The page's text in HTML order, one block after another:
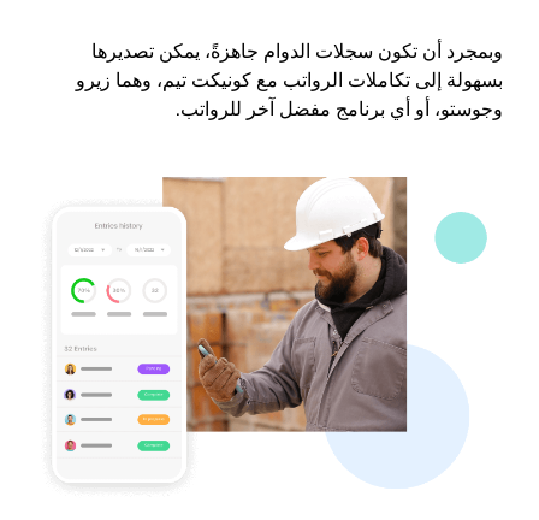
وبمجرد أن تكون سجلات الدوام جاهزةً، يمكن تصديرها
بسهولة إلى تكاملات الرواتب مع كونيكت تيم، وهما زيرو
وجوستو، أو أي برنامج مفضل آخر للرواتب.